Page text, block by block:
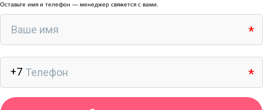
Оставьте имя и телефон — менеджер свяжется с вами.